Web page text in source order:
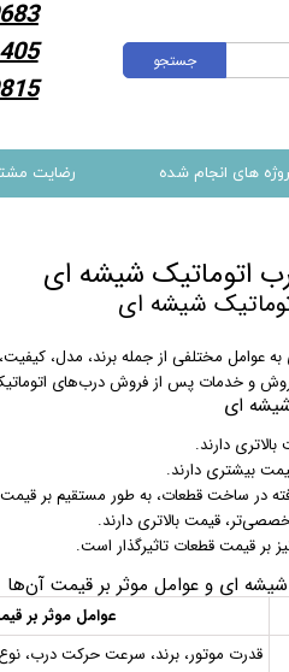
های انجام شده رضایت
جستجو
اتوماتیک شیشه ای
شیشه ای
عوامل مختلفی از جمله برند، مدل،
و خدمات پس از فروش درب‌های
ای
دارند.
بیشتری دارند.
در ساخت قطعات، به طور مستقیم بر
قیمت بالاتری دارند.
نیز بر قیمت قطعات تاثیرگذار است.
ای و عوامل موثر بر قیمت آن‌ها
عوامل موثر بر
قدرت موتور، برند، سرعت حرکت درب،